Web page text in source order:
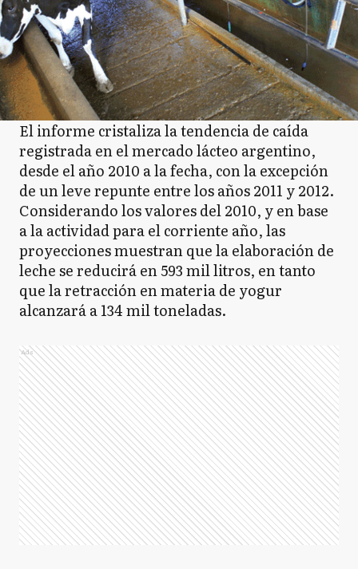
El informe cristaliza la tendencia de caída
registrada en el mercado lácteo argentino,
desde el año 2010 a la fecha, con la excepción
de un leve repunte entre los años 2011 y 2012.
Considerando los valores del 2010, y en base
a la actividad para el corriente año, las
proyecciones muestran que la elaboración de
leche se reducirá en 593 mil litros, en tanto
que la retracción en materia de yogur
alcanzará a 134 mil toneladas.
Ads